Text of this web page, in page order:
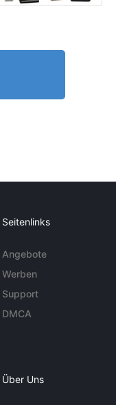
Seitenlinks
Angebote
Werben
Support
DMCA
Über Uns